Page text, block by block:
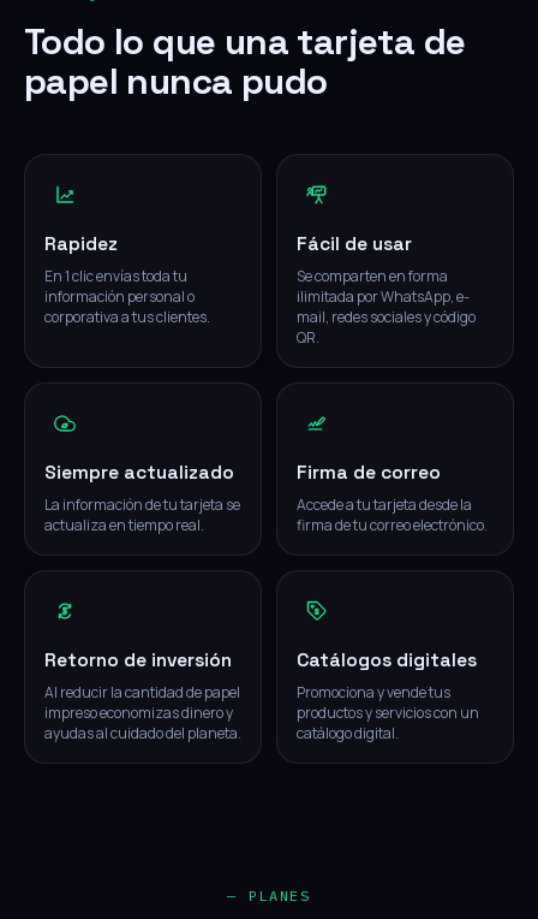
Todo lo que una tarjeta de
papel nunca pudo
Rapidez
En 1 clic envías toda tu
información personal o
corporativa a tus clientes.
Fácil de usar
Se comparten en forma
ilimitada por WhatsApp, e-
mail, redes sociales y código
QR.
Siempre actualizado
La información de tu tarjeta se
actualiza en tiempo real.
Firma de correo
Accede a tu tarjeta desde la
firma de tu correo electrónico.
Retorno de inversión
Al reducir la cantidad de papel
impreso economizas dinero y
ayudas al cuidado del planeta.
Catálogos digitales
Promociona y vende tus
productos y servicios con un
catálogo digital.
— PLANES